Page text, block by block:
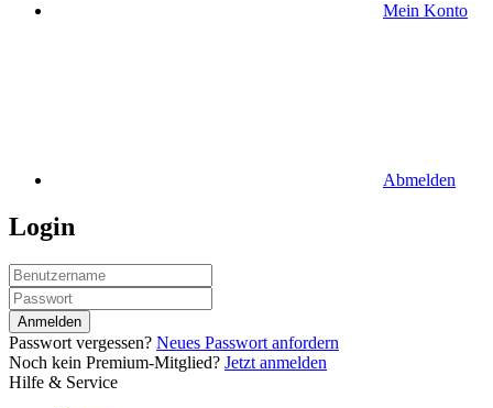
Mein Konto
Abmelden
Login
Anmelden
Passwort vergessen? Neues Passwort anfordern
Noch kein Premium-Mitglied? Jetzt anmelden
Hilfe & Service